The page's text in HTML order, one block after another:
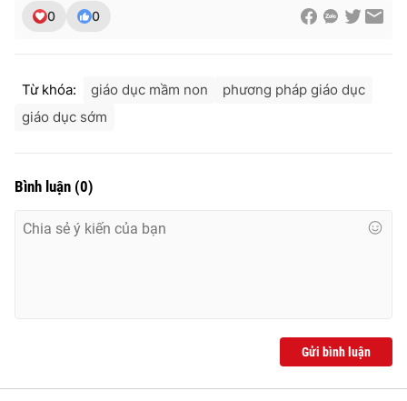
Cơ quan chủ quản:
Cơ quan báo chí:
cấp ngày 29/12/2023
Ðiện thoại Thời báo VTV:
Email: toasoan@vtv.vn
0 0
Từ khóa: giáo dục mầm non
phương pháp giáo dục
giáo dục sớm
Bình luận (0)
Gửi bình luận